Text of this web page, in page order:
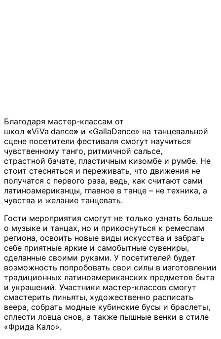
Благодаря мастер-классам от
школ «ViVa dance» и «GallaDance» на танцевальной
сцене посетители фестиваля смогут научиться
чувственному танго, ритмичной сальсе,
страстной бачате, пластичным кизомбе и румбе. Не
стоит стесняться и переживать, что движения не
получатся с первого раза, ведь, как считают сами
латиноамериканцы, главное в танце – не техника, а
чувства и желание танцевать.
Гости мероприятия смогут не только узнать больше
о музыке и танцах, но и прикоснуться к ремеслам
региона, освоить новые виды искусства и забрать
себе приятные яркие и самобытные сувениры,
сделанные своими руками. У посетителей будет
возможность попробовать свои силы в изготовлении
традиционных латиноамериканских предметов быта
и украшений. Участники мастер-классов смогут
смастерить пиньяты, художественно расписать
веера, собрать модные кубинские бусы и браслеты,
сплести ловца снов, а также пышные венки в стиле
«Фрида Кало».